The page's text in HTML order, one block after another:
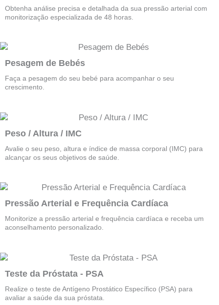
Obtenha análise precisa e detalhada da sua pressão arterial com
monitorização especializada de 48 horas.
Pesagem de Bebés
Faça a pesagem do seu bebé para acompanhar o seu
crescimento.
Peso / Altura / IMC
Avalie o seu peso, altura e índice de massa corporal (IMC) para
alcançar os seus objetivos de saúde.
Pressão Arterial e Frequência Cardíaca
Monitorize a pressão arterial e frequência cardíaca e receba um
aconselhamento personalizado.
Teste da Próstata - PSA
Realize o teste de Antígeno Prostático Específico (PSA) para
avaliar a saúde da sua próstata.